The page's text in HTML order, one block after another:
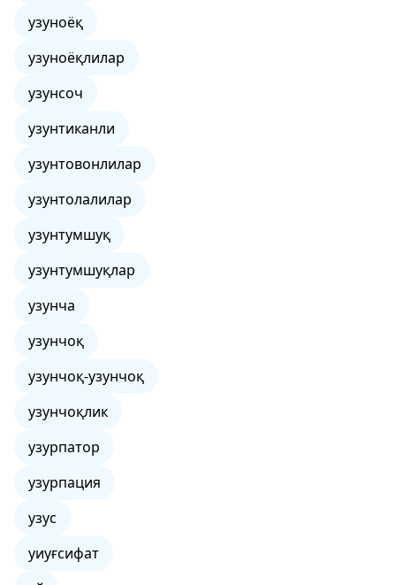
узуноёқ
узуноёқлилар
узунсоч
узунтиканли
узунтовонлилар
узунтолалилар
узунтумшуқ
узунтумшуқлар
узунча
узунчоқ
узунчоқ-узунчоқ
узунчоқлик
узурпатор
узурпация
узус
уиуғсифат